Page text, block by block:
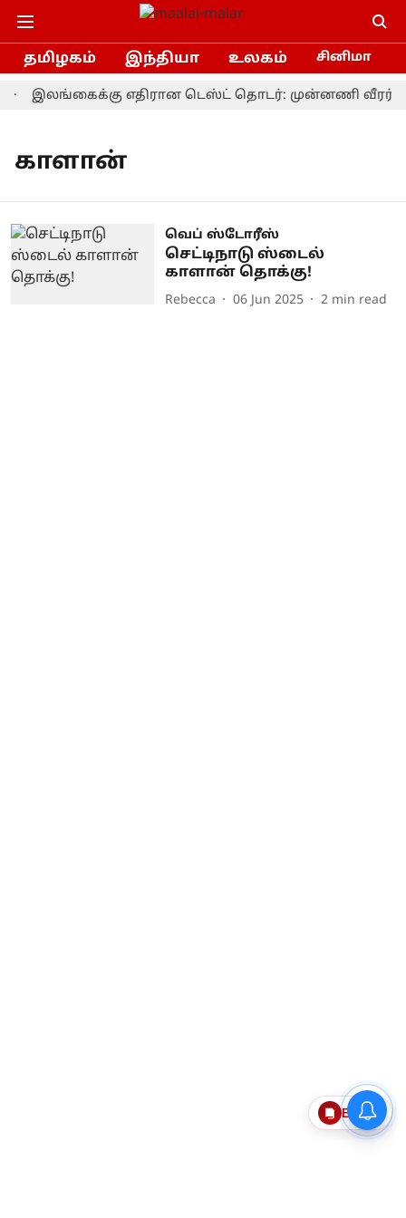
தமிழகம் இந்தியா உலகம் சினிமா
இலங்கைக்கு எதிரான டெஸ்ட் தொடர்: முன்னணி வீரர்
காளான்
வெப் ஸ்டோரீஸ்
செட்டிநாடு ஸ்டைல்
காளான் தொக்கு!
Rebecca 06 Jun 2025 2 min read
Epaper